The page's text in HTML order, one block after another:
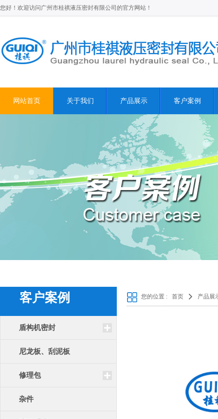
您好！欢迎访问广州市桂祺液压密封有限公司的官方网站！
网站首页 关于我们 产品展示 客户案例
客户案例
盾构机密封
尼龙板、刮泥板
修理包
杂件
您的位置 : 首页 产品展